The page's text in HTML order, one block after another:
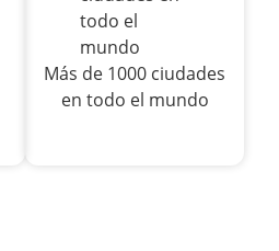
Más de 1000 ciudades
en todo el mundo